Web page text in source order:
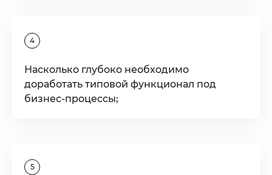
4
Насколько глубоко необходимо
доработать типовой функционал под
бизнес-процессы;
5